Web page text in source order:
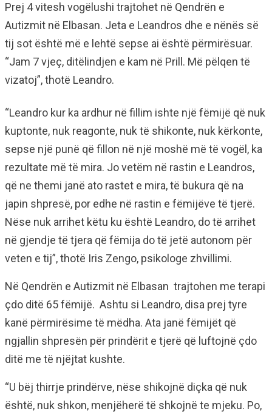
Prej 4 vitesh vogëlushi trajtohet në Qendrën e
Autizmit në Elbasan. Jeta e Leandros dhe e nënës së
tij sot është më e lehtë sepse ai është përmirësuar.
“Jam 7 vjeç, ditëlindjen e kam në Prill. Më pëlqen të
vizatoj”, thotë Leandro.
“Leandro kur ka ardhur në fillim ishte një fëmijë që nuk
kuptonte, nuk reagonte, nuk të shikonte, nuk kërkonte,
sepse një punë që fillon në një moshë më të vogël, ka
rezultate më të mira. Jo vetëm në rastin e Leandros,
që ne themi janë ato rastet e mira, të bukura që na
japin shpresë, por edhe në rastin e fëmijëve të tjerë.
Nëse nuk arrihet këtu ku është Leandro, do të arrihet
në gjendje të tjera që fëmija do të jetë autonom për
veten e tij”, thotë Iris Zengo, psikologe zhvillimi.
Në Qendrën e Autizmit në Elbasan trajtohen me terapi
çdo ditë 65 fëmijë. Ashtu si Leandro, disa prej tyre
kanë përmirësime të mëdha. Ata janë fëmijët që
ngjallin shpresën për prindërit e tjerë që luftojnë çdo
ditë me të njëjtat kushte.
“U bëj thirrje prindërve, nëse shikojnë diçka që nuk
është, nuk shkon, menjëherë të shkojnë te mjeku. Po,